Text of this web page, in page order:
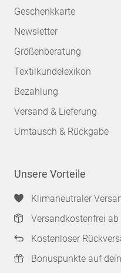
Geschenkkarte
Newsletter
Größenberatung
Textilkundelexikon
Bezahlung
Versand & Lieferung
Umtausch & Rückgabe
Unsere Vorteile
Klimaneutraler
Versandkostenfrei
Kostenloser
Bonuspunkte auf